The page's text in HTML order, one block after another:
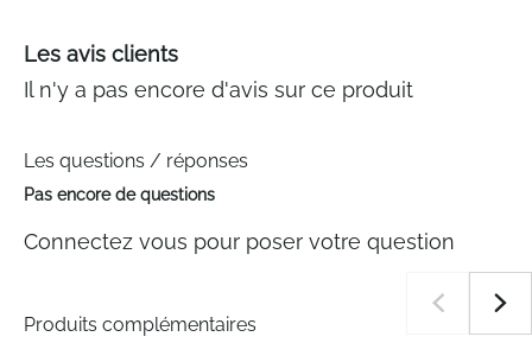
Les avis clients
Il n'y a pas encore d'avis sur ce produit
Les questions / réponses
Pas encore de questions
Connectez vous pour poser votre question
Produits complémentaires